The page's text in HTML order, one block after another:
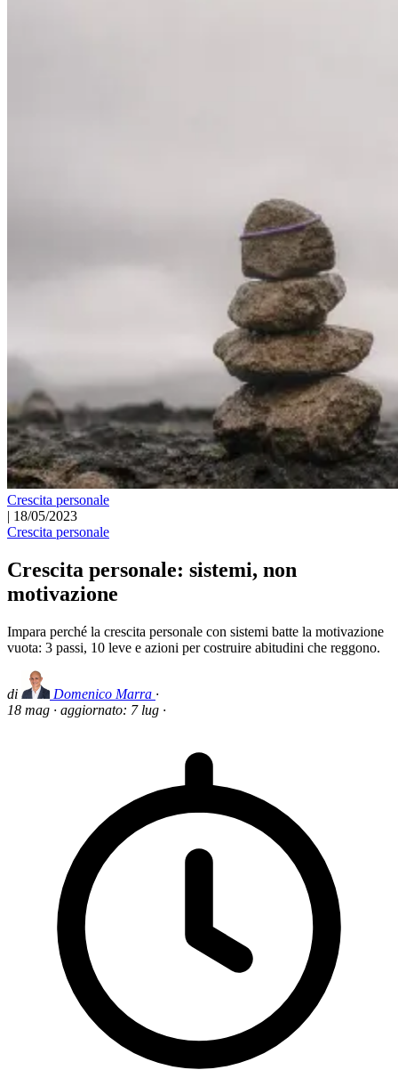
Crescita personale
| 18/05/2023
Crescita personale
Crescita personale: sistemi, non
motivazione
Impara perché la crescita personale con sistemi batte la motivazione
vuota: 3 passi, 10 leve e azioni per costruire abitudini che reggono.
di Domenico Marra ·
18 mag · aggiornato: 7 lug ·